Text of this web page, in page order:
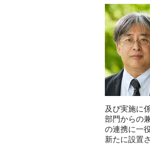
及び実施に
部門からの
の連携に一
新たに設置